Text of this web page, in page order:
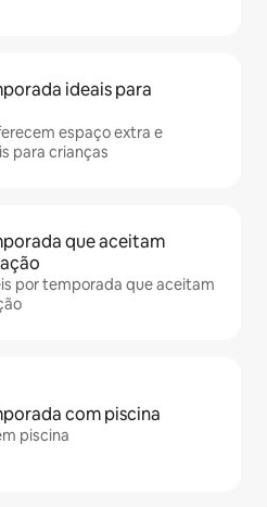
ideais para
espaço extra e
para crianças
que aceitam
por temporada que aceitam
com piscina
piscina